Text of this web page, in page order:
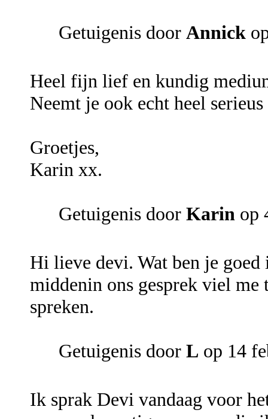
Getuigenis door Annick
Heel fijn lief en kundig
Neemt je ook echt heel
Groetjes,
Karin xx.
Getuigenis door Karin op
Hi lieve devi. Wat ben je goed
middenin ons gesprek viel
spreken.
Getuigenis door L op 14
Ik sprak Devi vandaag voor